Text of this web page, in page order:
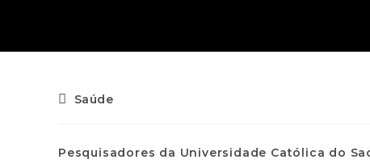
Saúde
Pesquisadores da Universidade Católica do